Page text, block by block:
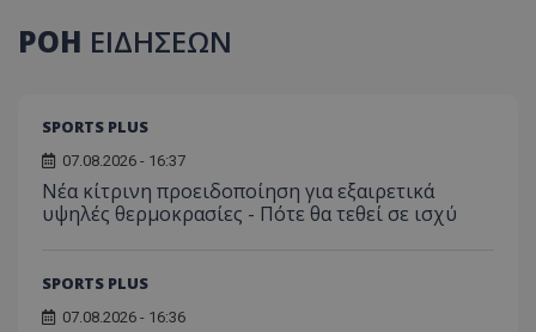
ΡΟΗ ΕΙΔΗΣΕΩΝ
SPORTS PLUS
07.08.2026 - 16:37
Νέα κίτρινη προειδοποίηση για εξαιρετικά
υψηλές θερμοκρασίες - Πότε θα τεθεί σε ισχύ
SPORTS PLUS
07.08.2026 - 16:36